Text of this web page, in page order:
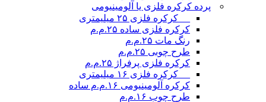
پرده کرکره فلزی یا آلومینیومی
__ کرکره فلزی ۲۵ میلیمتری
کرکره فلزی ساده ۲۵.م.م
رنگ مات ۲۵.م.م
طرح چوبی ۲۵.م.م
کرکره فلزی پرفراژ ۲۵.م.م
__ کرکره فلزی ۱۶ میلیمتری
کرکره آلومینیومی ۱۶.م.م ساده
طرح چوب ۱۶.م.م